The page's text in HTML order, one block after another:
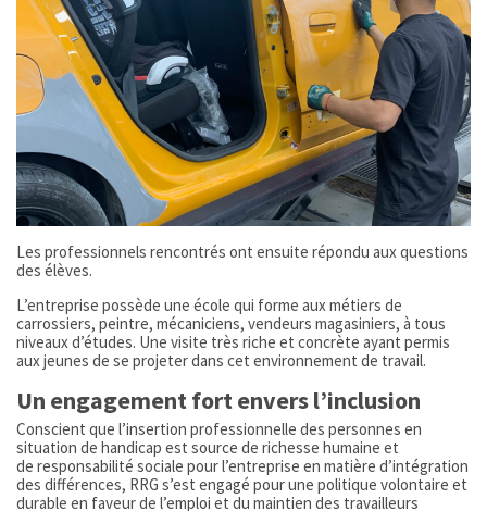
Les professionnels rencontrés ont ensuite répondu aux questions
des élèves.
L’entreprise possède une école qui forme aux métiers de
carrossiers, peintre, mécaniciens, vendeurs magasiniers, à tous
niveaux d’études. Une visite très riche et concrète ayant permis
aux jeunes de se projeter dans cet environnement de travail.
Un engagement fort envers l’inclusion
Conscient que l’insertion professionnelle des personnes en
situation de handicap est source de richesse humaine et
de responsabilité sociale pour l’entreprise en matière d’intégration
des différences, RRG s’est engagé pour une politique volontaire et
durable en faveur de l’emploi et du maintien des travailleurs